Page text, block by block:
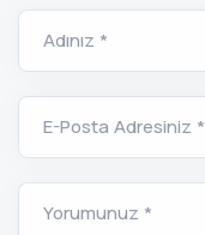
Adınız *
E-Posta Adresiniz *
Yorumunuz *